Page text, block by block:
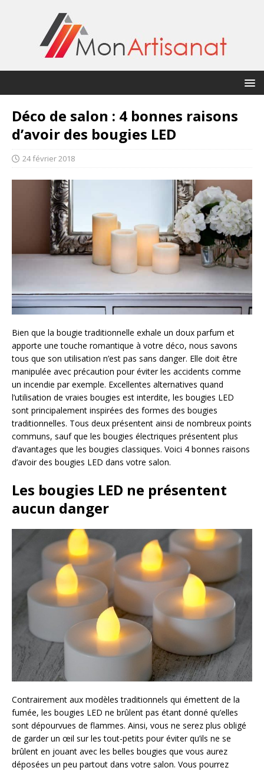
Déco de salon : 4 bonnes raisons
d’avoir des bougies LED
24 février 2018
Bien que la bougie traditionnelle exhale un doux parfum et
apporte une touche romantique à votre déco, nous savons
tous que son utilisation n’est pas sans danger. Elle doit être
manipulée avec précaution pour éviter les accidents comme
un incendie par exemple. Excellentes alternatives quand
l’utilisation de vraies bougies est interdite, les bougies LED
sont principalement inspirées des formes des bougies
traditionnelles. Tous deux présentent ainsi de nombreux points
communs, sauf que les bougies électriques présentent plus
d’avantages que les bougies classiques. Voici 4 bonnes raisons
d’avoir des bougies LED dans votre salon.
Les bougies LED ne présentent
aucun danger
Contrairement aux modèles traditionnels qui émettent de la
fumée, les bougies LED ne brûlent pas étant donné qu’elles
sont dépourvues de flammes. Ainsi, vous ne serez plus obligé
de garder un œil sur les tout-petits pour éviter qu’ils ne se
brûlent en jouant avec les belles bougies que vous aurez
déposées un peu partout dans votre salon. Vous pourrez